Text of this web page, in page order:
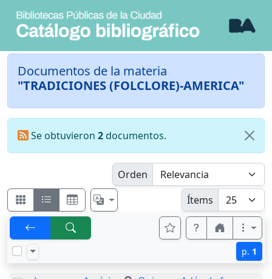
Documentos de la materia
"TRADICIONES (FOLCLORE)-AMERICA"
Se obtuvieron 2documentos.
Orden
Ítems
p. 1